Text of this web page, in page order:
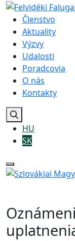
Členstvo
Aktuality
Výzvy
Udalosti
Poradcovia
O nás
Kontakty
HU
SK